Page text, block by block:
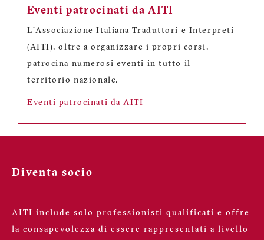
Eventi patrocinati da AITI
L'Associazione Italiana Traduttori e Interpreti
(AITI), oltre a organizzare i propri corsi,
patrocina numerosi eventi in tutto il
territorio nazionale.
Eventi patrocinati da AITI
Diventa socio
AITI include solo professionisti qualificati e offre
la consapevolezza di essere rappresentati a livello